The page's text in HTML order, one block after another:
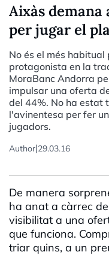
Aixàs demana
per jugar el
No és el més
protagonista en la
MoraBanc Andorra
impulsar una oferta
del 44%. No ha estat
l'avinentesa per fer
jugadors.
Author|29.03.16
De manera
ha anat a càrrec
visibilitat a una
que funciona.
triar quins, a un